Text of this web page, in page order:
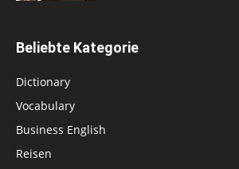
Beliebte Kategorie
Dictionary
Vocabulary
Business English
Reisen